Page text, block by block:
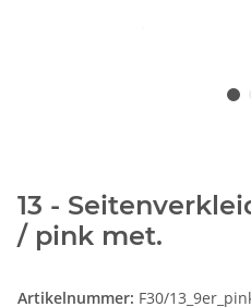
13 -
/ pink met.
Artikelnummer: F30/